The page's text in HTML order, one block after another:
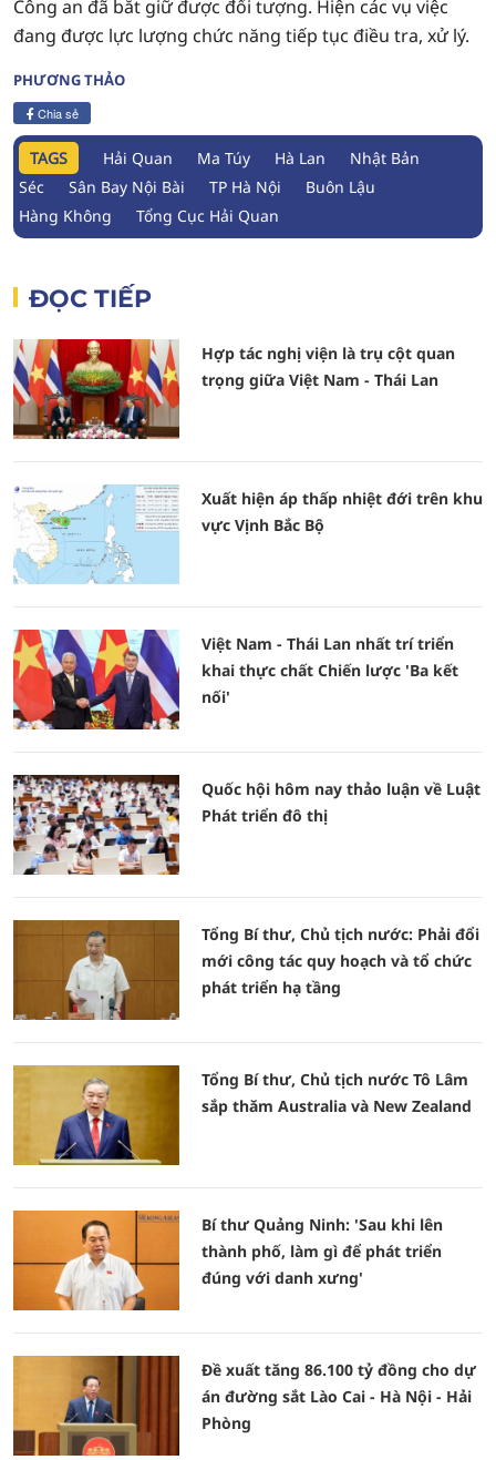
Công an đã bắt giữ được đối tượng. Hiện các vụ việc
đang được lực lượng chức năng tiếp tục điều tra, xử lý.
PHƯƠNG THẢO
Chia sẻ
TAGS Hải Quan Ma Túy Hà Lan
Nhật Bản
Séc
Sân Bay Nội Bài TP Hà Nội
Buôn Lậu
Hàng Không
Tổng Cục Hải Quan
ĐỌC TIẾP
Hợp tác nghị viện là trụ cột quan
trọng giữa Việt Nam - Thái Lan
Xuất hiện áp thấp nhiệt đới trên khu
vực Vịnh Bắc Bộ
Việt Nam - Thái Lan nhất trí triển
khai thực chất Chiến lược 'Ba kết
nối'
Quốc hội hôm nay thảo luận về Luật
Phát triển đô thị
Tổng Bí thư, Chủ tịch nước: Phải đổi
mới công tác quy hoạch và tổ chức
phát triển hạ tầng
Tổng Bí thư, Chủ tịch nước Tô Lâm
sắp thăm Australia và New Zealand
Bí thư Quảng Ninh: 'Sau khi lên
thành phố, làm gì để phát triển
đúng với danh xưng'
Đề xuất tăng 86.100 tỷ đồng cho dự
án đường sắt Lào Cai - Hà Nội - Hải
Phòng